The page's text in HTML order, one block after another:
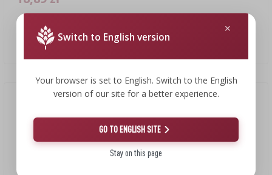
Butelka 500 ml Smukła, z zakrętką czarną, na wódkę, 6 szt.
3,15 PLN/szt.
Switch to English version
Your browser is set to English. Switch to the English
version of our site for a better experience.
GO TO ENGLISH SITE
Stay on this page